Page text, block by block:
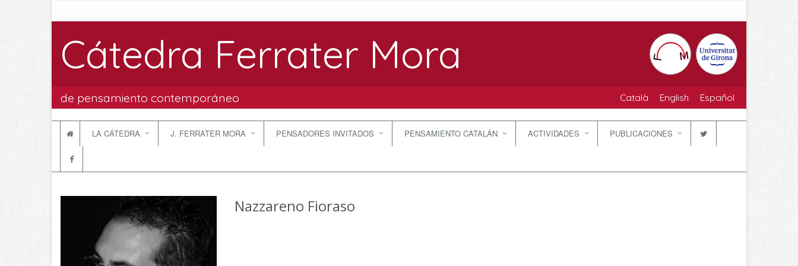
Cátedra Ferrater Mora
de pensamiento contemporáneo Català English Español
LA CÁTEDRA J. FERRATER MORA PENSADORES INVITADOS PENSAMIENTO CATALÁN ACTIVIDADES PUBLICACIONES
Nazzareno Fioraso